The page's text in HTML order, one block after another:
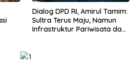
Dialog DPD RI, Amirul Tamim:
Sultra Terus Maju, Namun
Infrastruktur Pariwisata dan